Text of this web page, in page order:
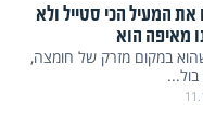
את המעיל הכי סטייל ולא
מאיפה הוא
במקום מזרק של חומצה,
בול...